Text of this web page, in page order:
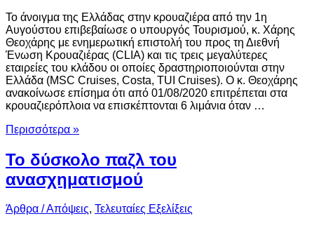
Το άνοιγμα της Ελλάδας στην κρουαζιέρα από την 1η
Αυγούστου επιβεβαίωσε ο υπουργός Τουρισμού, κ. Χάρης
Θεοχάρης με ενημερωτική επιστολή του προς τη Διεθνή
Ένωση Κρουαζιέρας (CLIA) και τις τρεις μεγαλύτερες
εταιρείες του κλάδου οι οποίες δραστηριοποιούνται στην
Ελλάδα (MSC Cruises, Costa, TUI Cruises). Ο κ. Θεοχάρης
ανακοίνωσε επίσημα ότι από 01/08/2020 επιτρέπεται στα
κρουαζιερόπλοια να επισκέπτονται 6 λιμάνια όταν …
Περισσότερα »
Το δύσκολο παζλ του
ανασχηματισμού
Άρθρα / Απόψεις, Τελευταίες Εξελίξεις